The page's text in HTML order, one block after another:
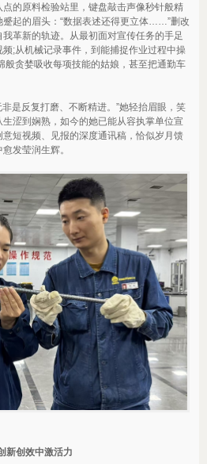
的原料检验站里，键盘敲击声像秒针般精
起的眉头：“数据表述还得更立体……”删改
革新的轨迹。从最初面对宣传任务的手足
;从机械记录事件，到能捕捉作业过程中操
般贪婪吸收每项技能的姑娘，甚至把通勤车
反复打磨、不断精进。”她轻抬眉眼，笑
涩到娴熟，如今的她已能从容执掌单位宣
短视频、见报的深度通讯稿，恰似岁月馈
发莹润生辉。
新创效中激活力